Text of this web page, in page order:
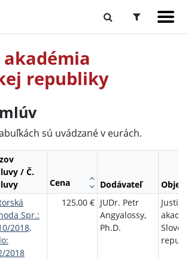
akadémia
republiky
sú uvádzané v eurách.
/ Č.
Cena Dodávateľ
Spr.:
2018,
2018
125,00 € JUDr. Petr
Angyalossy,
Ph.D.